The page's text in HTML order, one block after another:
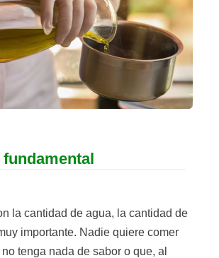
fundamental
la cantidad de agua, la cantidad de
importante. Nadie quiere comer
tenga nada de sabor o que, al